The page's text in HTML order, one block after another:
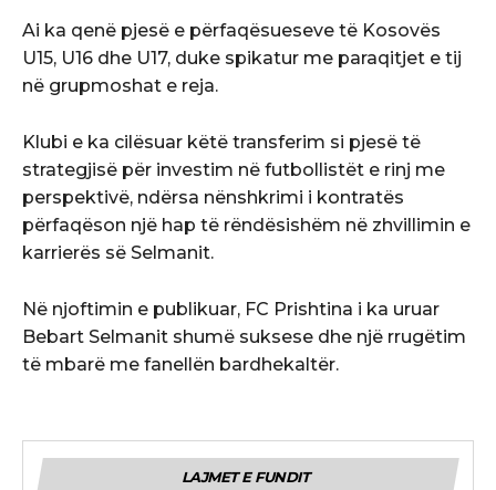
Ai ka qenë pjesë e përfaqësueseve të Kosovës
U15, U16 dhe U17, duke spikatur me paraqitjet e tij
në grupmoshat e reja.
Klubi e ka cilësuar këtë transferim si pjesë të
strategjisë për investim në futbollistët e rinj me
perspektivë, ndërsa nënshkrimi i kontratës
përfaqëson një hap të rëndësishëm në zhvillimin e
karrierës së Selmanit.
Në njoftimin e publikuar, FC Prishtina i ka uruar
Bebart Selmanit shumë suksese dhe një rrugëtim
të mbarë me fanellën bardhekaltër.
LAJMET E FUNDIT